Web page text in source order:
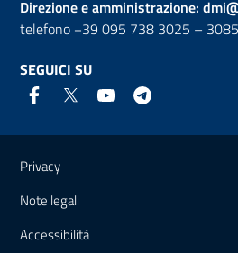
Direzione e amministrazione:
telefono +39 095 738 3025 –
SEGUICI SU
Link e informazioni
Privacy
Note legali
Accessibilità